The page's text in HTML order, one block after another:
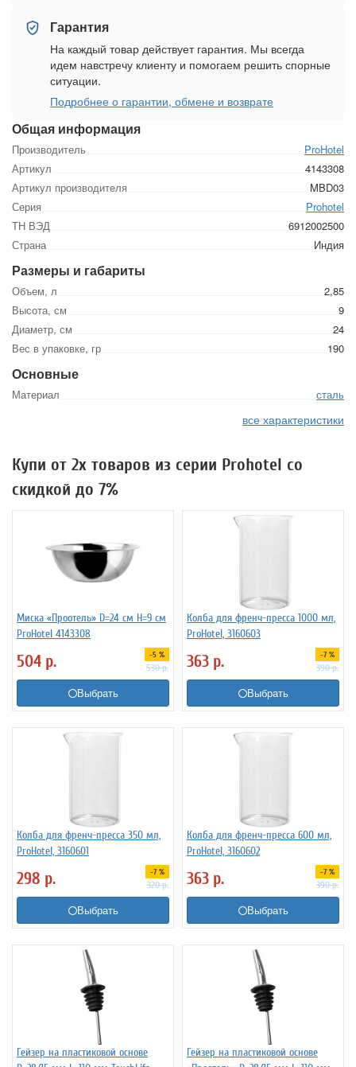
Общая информация
Производитель
ProHotel
Артикул
4143308
Артикул производителя
MBD03
Серия
Prohotel
ТН ВЭД
6912002500
Страна
Индия
Размеры и габариты
Объем, л
2,85
Высота, см
9
Диаметр, см
24
Вес в упаковке, гр
190
Основные
Материал сталь
все характеристики
Гарантия
На каждый товар действует гарантия. Мы всегда
идем навстречу клиенту и помогаем решить спорные
ситуации.
Подробнее о гарантии, обмене и возврате
Купи от 2х товаров из серии Prohotel со
скидкой до 7%
Миска «Проотель» D=24 см H=9 см
ProHotel 4143308
504 р. -5 %
530р.
Выбрать
Колба для френч-пресса 1000 мл,
ProHotel, 3160603
363 р. -7 %
390р.
Выбрать
Колба для френч-пресса 350 мл,
ProHotel, 3160601
298 р. -7 %
320р.
Выбрать
Колба для френч-пресса 600 мл,
ProHotel, 3160602
363 р. -7 %
390р.
Выбрать
Гейзер на пластиковой основе
Гейзер на пластиковой основе